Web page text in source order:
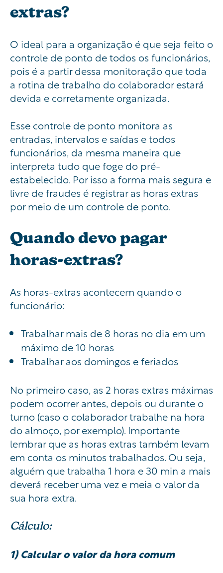
extras?
O ideal para a organização é que seja feito o
controle de ponto de todos os funcionários,
pois é a partir dessa monitoração que toda
a rotina de trabalho do colaborador estará
devida e corretamente organizada.
Esse controle de ponto monitora as
entradas, intervalos e saídas e todos
funcionários, da mesma maneira que
interpreta tudo que foge do pré-
estabelecido. Por isso a forma mais segura e
livre de fraudes é registrar as horas extras
por meio de um controle de ponto.
Quando devo pagar
horas-extras?
As horas-extras acontecem quando o
funcionário:
Trabalhar mais de 8 horas no dia em um
máximo de 10 horas
Trabalhar aos domingos e feriados
No primeiro caso, as 2 horas extras máximas
podem ocorrer antes, depois ou durante o
turno (caso o colaborador trabalhe na hora
do almoço, por exemplo). Importante
lembrar que as horas extras também levam
em conta os minutos trabalhados. Ou seja,
alguém que trabalha 1 hora e 30 min a mais
deverá receber uma vez e meia o valor da
sua hora extra.
Cálculo:
1) Calcular o valor da hora comum